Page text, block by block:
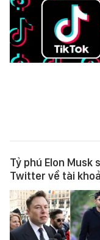
Tỷ phú Elon Musk
Twitter về tài